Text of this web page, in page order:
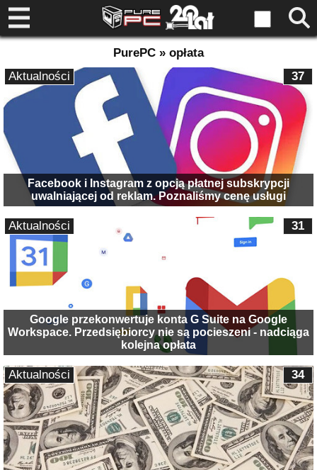
PurePC » opłata
Facebook i Instagram z opcją płatnej subskrypcji
uwalniającej od reklam. Poznaliśmy cenę usługi
37
Aktualności
Google przekonwertuje konta G Suite na Google
Workspace. Przedsiębiorcy nie są pocieszeni - nadciąga
kolejna opłata
31
Aktualności
34
Aktualności